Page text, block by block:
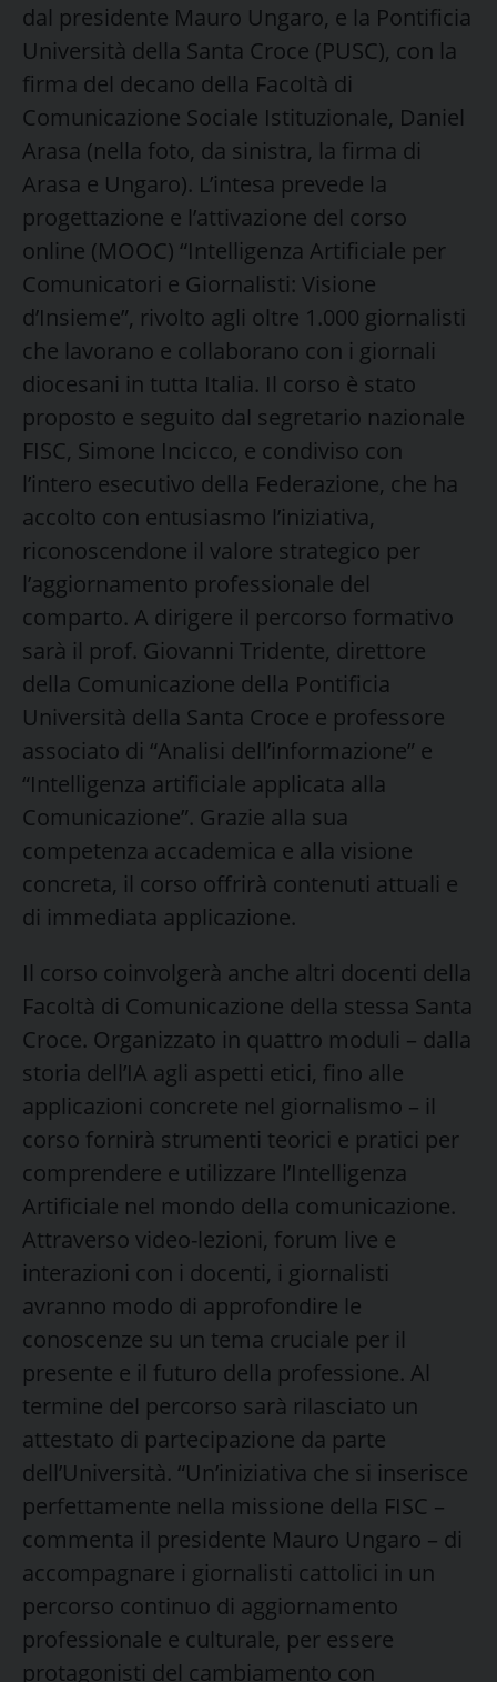
dal presidente Mauro Ungaro, e la Pontificia
Università della Santa Croce (PUSC), con la
firma del decano della Facoltà di
Comunicazione Sociale Istituzionale, Daniel
Arasa (nella foto, da sinistra, la firma di
Arasa e Ungaro). L’intesa prevede la
progettazione e l’attivazione del corso
online (MOOC) “Intelligenza Artificiale per
Comunicatori e Giornalisti: Visione
d’Insieme”, rivolto agli oltre 1.000 giornalisti
che lavorano e collaborano con i giornali
diocesani in tutta Italia. Il corso è stato
proposto e seguito dal segretario nazionale
FISC, Simone Incicco, e condiviso con
l’intero esecutivo della Federazione, che ha
accolto con entusiasmo l’iniziativa,
riconoscendone il valore strategico per
l’aggiornamento professionale del
comparto. A dirigere il percorso formativo
sarà il prof. Giovanni Tridente, direttore
della Comunicazione della Pontificia
Università della Santa Croce e professore
associato di “Analisi dell’informazione” e
“Intelligenza artificiale applicata alla
Comunicazione”. Grazie alla sua
competenza accademica e alla visione
concreta, il corso offrirà contenuti attuali e
di immediata applicazione.
Il corso coinvolgerà anche altri docenti della
Facoltà di Comunicazione della stessa Santa
Croce. Organizzato in quattro moduli – dalla
storia dell’IA agli aspetti etici, fino alle
applicazioni concrete nel giornalismo – il
corso fornirà strumenti teorici e pratici per
comprendere e utilizzare l’Intelligenza
Artificiale nel mondo della comunicazione.
Attraverso video-lezioni, forum live e
interazioni con i docenti, i giornalisti
avranno modo di approfondire le
conoscenze su un tema cruciale per il
presente e il futuro della professione. Al
termine del percorso sarà rilasciato un
attestato di partecipazione da parte
dell’Università. “Un’iniziativa che si inserisce
perfettamente nella missione della FISC –
commenta il presidente Mauro Ungaro – di
accompagnare i giornalisti cattolici in un
percorso continuo di aggiornamento
professionale e culturale, per essere
protagonisti del cambiamento con